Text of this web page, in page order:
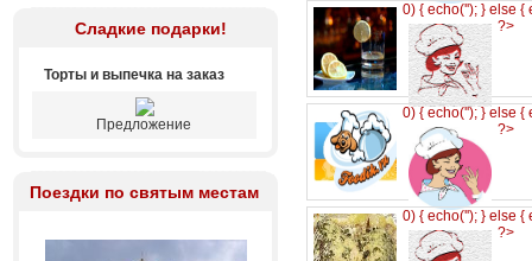
Сладкие подарки!
Торты и выпечка на заказ
Предложение
Поездки по святым местам
0) { echo(''); } else {
?>
0) { echo(''); } else {
?>
0) { echo(''); } else {
?>